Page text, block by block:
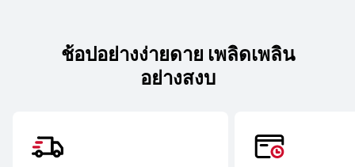
ช้อปอย่างง่ายดาย เพลิดเพลิน
อย่างสงบ